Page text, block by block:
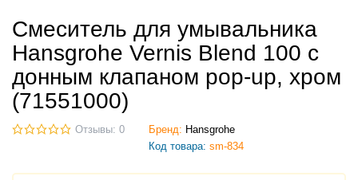
Смеситель для умывальника
Hansgrohe Vernis Blend 100 с
донным клапаном pop-up, хром
(71551000)
Отзывы: 0 Бренд: Hansgrohe
Код товара: sm-834